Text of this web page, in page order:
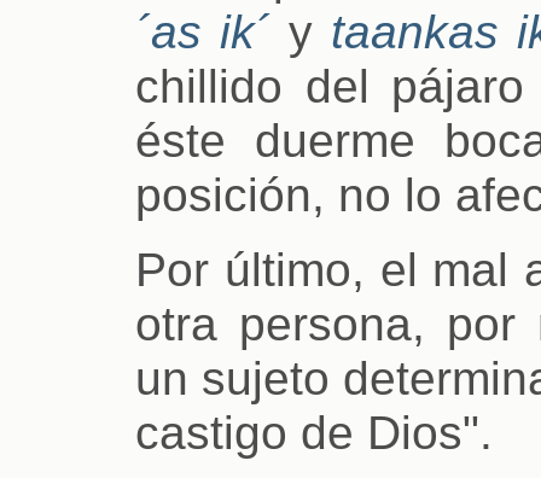
´as ik´y taankas
chillido del
éste duerme
posición, no lo
Por último, el mal
otra persona,
un sujeto
castigo de Dios".